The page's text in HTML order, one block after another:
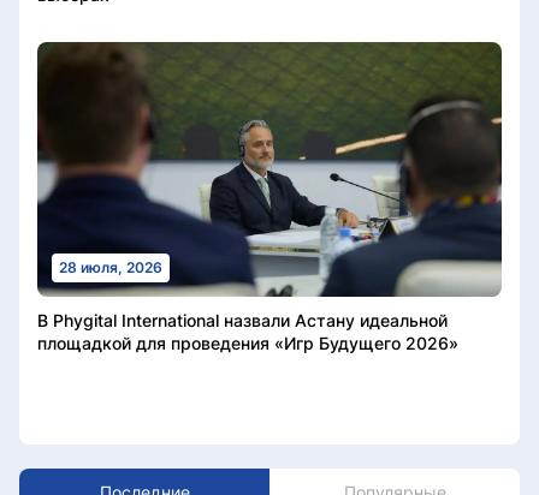
28 июля, 2026
В Phygital International назвали Астану идеальной
площадкой для проведения «Игр Будущего 2026»